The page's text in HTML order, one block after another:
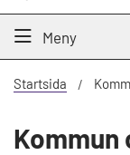
Meny
Startsida